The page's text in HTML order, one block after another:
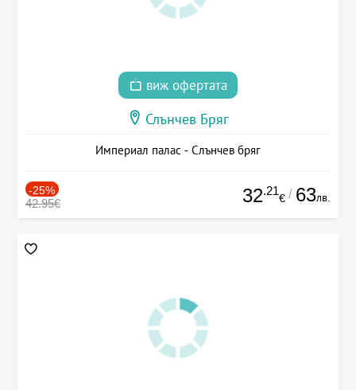
виж офертата
Слънчев Бряг
Империал палас - Слънчев бряг
-25%
42.95€ 32.21
€ / 63лв.